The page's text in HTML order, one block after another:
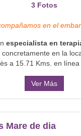
3 Fotos
en el
especialista en
concretamente en la
a 15.71 Kms. en línea
Ver Más
Mare de dia